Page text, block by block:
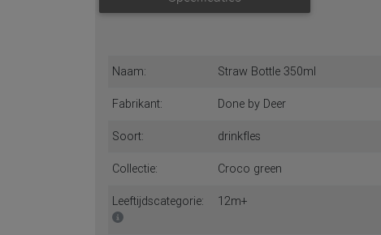
Naam: Straw Bottle 350ml
Fabrikant: Done by Deer
Soort: drinkfles
Collectie: Croco green
Leeftijdscategorie: 12m+